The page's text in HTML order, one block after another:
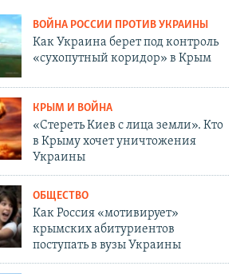
ВОЙНА РОССИИ ПРОТИВ УКРАИНЫ
Как Украина берет под контроль
«сухопутный коридор» в Крым
КРЫМ И ВОЙНА
«Стереть Киев с лица земли». Кто
в Крыму хочет уничтожения
Украины
ОБЩЕСТВО
Как Россия «мотивирует»
крымских абитуриентов
поступать в вузы Украины